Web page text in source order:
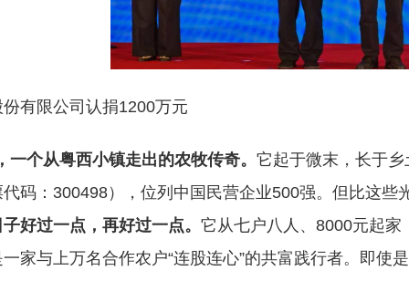
有限公司认捐1200万元
一个从粤西小镇走出的农牧传奇。它起于微末，长于
码：300498），位列中国民营企业500强。但比这
好过一点，再好过一点。它从七户八人、8000元起
家与上万名合作农户“连股连心”的共富践行者。即使